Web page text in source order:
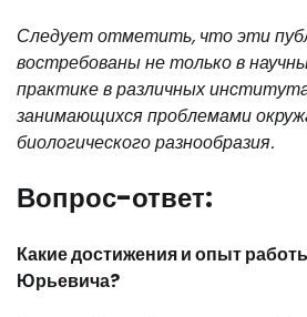
Следует отметить, что эти
востребованы не только в
практике в различных
занимающихся проблемами
биологического разнообразия.
Вопрос-ответ:
Какие достижения и опыт
Юрьевича?